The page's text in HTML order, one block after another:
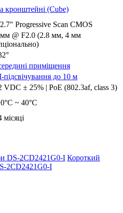
кронштейні (Cube)
Progressive Scan CMOS
@ F2.0 (2.8 мм, 4 мм
приміщення
підсвічування до 10 м
VDC ± 25% | PoE (802.3af, class 3)
~ 40°C
місяці
DS-2CD2421G0-I Короткий
2CD2421G0-I